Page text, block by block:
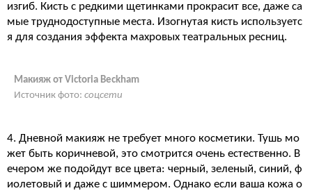
изгиб. Кисть с редкими щетинками прокрасит все, даже са
мые труднодоступные места. Изогнутая кисть используетс
я для создания эффекта махровых театральных ресниц.
Макияж от Victoria Beckham
Источник фото: соцсети
4. Дневной макияж не требует много косметики. Тушь мо
жет быть коричневой, это смотрится очень естественно. В
ечером же подойдут все цвета: черный, зеленый, синий, ф
иолетовый и даже с шиммером. Однако если ваша кожа о